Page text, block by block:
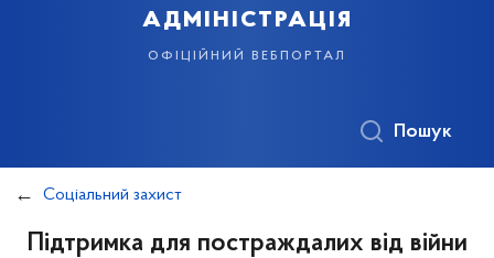
адміністрація
офіційний вебпортал
Пошук
Соціальний захист
Підтримка для постраждалих від війни